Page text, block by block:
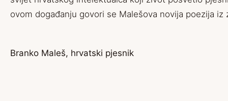
ovom događanju govori se Malešova novija poezija iz
Branko Maleš, hrvatski pjesnik